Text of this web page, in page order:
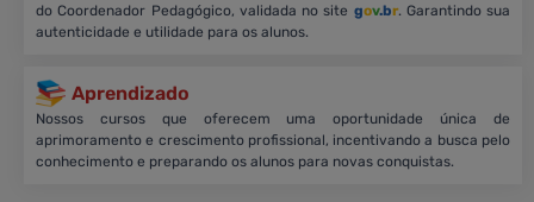
do Coordenador Pedagógico, validada no site gov.br. Garantindo sua
autenticidade e utilidade para os alunos.
Aprendizado
Nossos cursos que oferecem uma oportunidade única de
aprimoramento e crescimento profissional, incentivando a busca pelo
conhecimento e preparando os alunos para novas conquistas.